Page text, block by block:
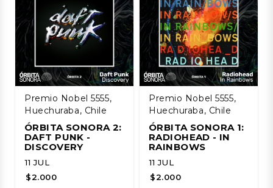
Premio Nobel 5555,
Huechuraba, Chile
ÓRBITA SONORA 2:
DAFT PUNK -
DISCOVERY
11 JUL
$2.000
Premio Nobel 5555,
Huechuraba, Chile
ÓRBITA SONORA 1:
RADIOHEAD - IN
RAINBOWS
11 JUL
$2.000